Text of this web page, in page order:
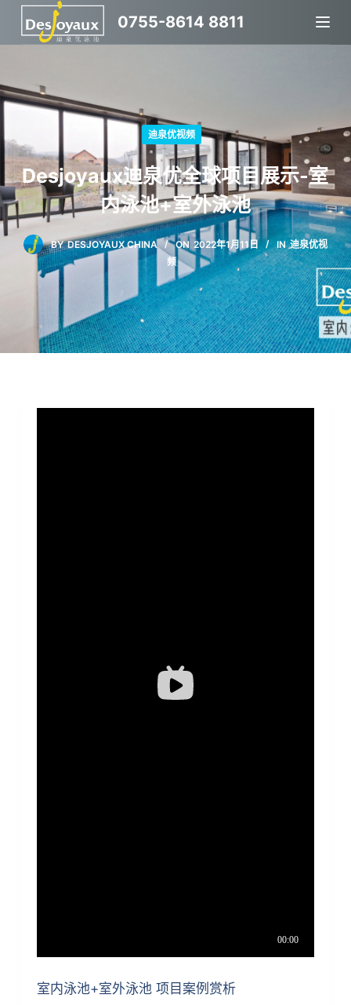
跳
过
容
0755-8614 8811
迪泉优视频
Desjoyaux迪泉优全球项目展示-室
内泳池+室外泳池
BY DESJOYAUX CHINA ON 2022年1月11日 IN 迪泉优视
频
室内泳池+室外泳池 项目案例赏析